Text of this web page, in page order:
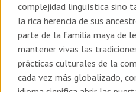
complejidad lingüística sino
la rica herencia de sus
parte de la familia maya de
mantener vivas las
prácticas culturales de la
cada vez más globalizado,